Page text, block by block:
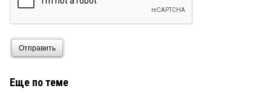
Отправить
Еще по теме